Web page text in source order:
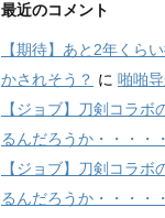
最近のコメント
【期待】あと2年くら
かされそう？ に 啪啪
【ジョブ】刀剣コラ
るんだろうか・・・・・
【ジョブ】刀剣コラ
るんだろうか・・・・・